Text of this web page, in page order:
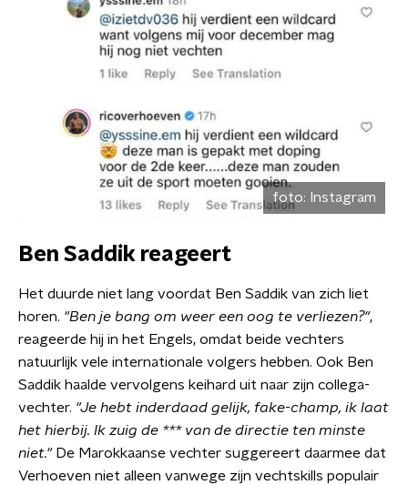
foto: Instagram
Ben Saddik reageert
Het duurde niet lang voordat Ben Saddik van zich liet
horen. "Ben je bang om weer een oog te verliezen?",
reageerde hij in het Engels, omdat beide vechters
natuurlijk vele internationale volgers hebben. Ook Ben
Saddik haalde vervolgens keihard uit naar zijn collega-
vechter. "Je hebt inderdaad gelijk, fake-champ, ik laat
het hierbij. Ik zuig de *** van de directie ten minste
niet." De Marokkaanse vechter suggereert daarmee dat
Verhoeven niet alleen vanwege zijn vechtskills populair